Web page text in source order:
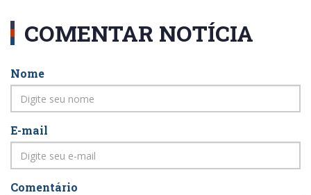
COMENTAR NOTÍCIA
Nome
E-mail
Comentário